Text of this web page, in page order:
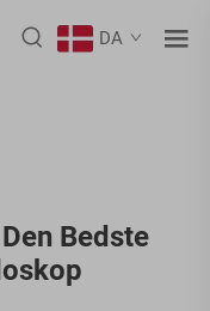
DA
Bedste